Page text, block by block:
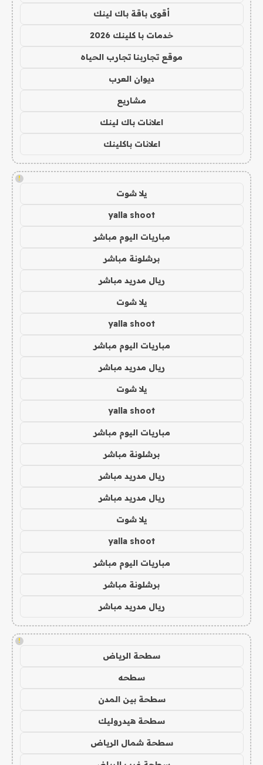
أقوى باقة باك لينك
خدمات با كلينك 2026
موقع تجاربنا تجارب الحياه
ديوان العرب
مشاريع
اعلانات باك لينك
اعلانات باكلينك
!
يلا شوت
yalla shoot
مباريات اليوم مباشر
برشلونة مباشر
ريال مدريد مباشر
يلا شوت
yalla shoot
مباريات اليوم مباشر
ريال مدريد مباشر
يلا شوت
yalla shoot
مباريات اليوم مباشر
برشلونة مباشر
ريال مدريد مباشر
ريال مدريد مباشر
يلا شوت
yalla shoot
مباريات اليوم مباشر
برشلونة مباشر
ريال مدريد مباشر
!
سطحة الرياض
سطحه
سطحة بين المدن
سطحة هيدروليك
سطحة شمال الرياض